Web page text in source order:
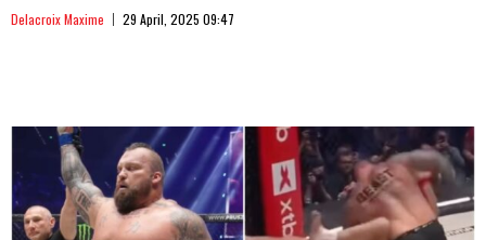
Delacroix Maxime 29 April, 2025 09:47